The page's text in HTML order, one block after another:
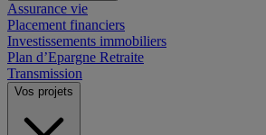
Assurance vie
Placement financiers
Investissements immobiliers
Plan d’Epargne Retraite
Transmission
Vos projets